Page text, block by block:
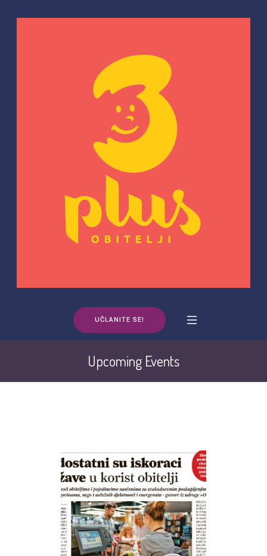
UČLANITE SE!
Upcoming Events